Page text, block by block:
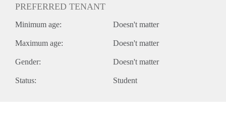
PREFERRED TENANT
Minimum age: Doesn't matter
Maximum age: Doesn't matter
Gender: Doesn't matter
Status: Student